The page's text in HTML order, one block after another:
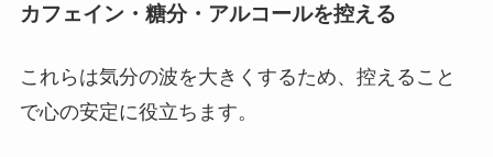
カフェイン・糖分・アルコールを控える
これらは気分の波を大きくするため、控えること
で心の安定に役立ちます。